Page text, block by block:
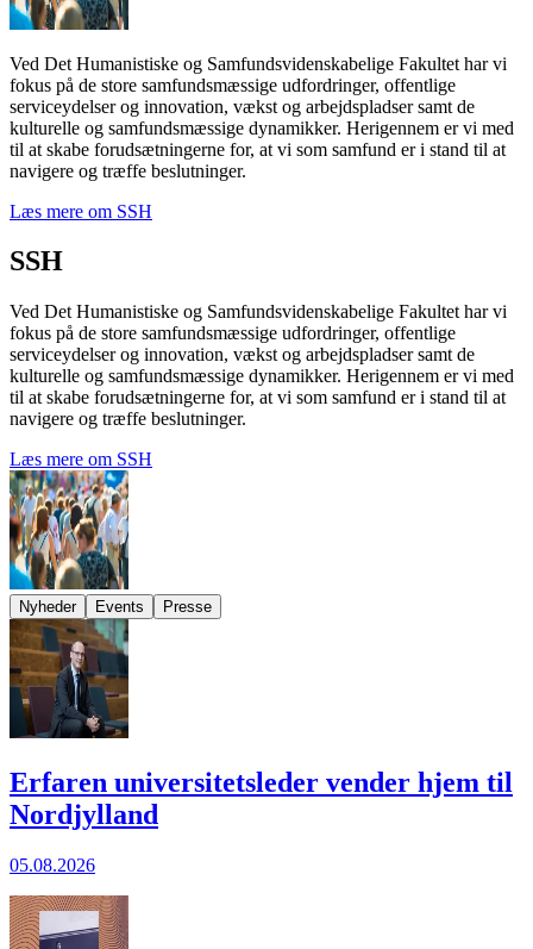
Ved Det Humanistiske og Samfundsvidenskabelige Fakultet har vi
fokus på de store samfundsmæssige udfordringer, offentlige
serviceydelser og innovation, vækst og arbejdspladser samt de
kulturelle og samfundsmæssige dynamikker. Herigennem er vi med
til at skabe forudsætningerne for, at vi som samfund er i stand til at
navigere og træffe beslutninger.
Læs mere om SSH
SSH
Ved Det Humanistiske og Samfundsvidenskabelige Fakultet har vi
fokus på de store samfundsmæssige udfordringer, offentlige
serviceydelser og innovation, vækst og arbejdspladser samt de
kulturelle og samfundsmæssige dynamikker. Herigennem er vi med
til at skabe forudsætningerne for, at vi som samfund er i stand til at
navigere og træffe beslutninger.
Læs mere om SSH
Nyheder Events Presse
Erfaren universitetsleder vender hjem til
Nordjylland
05.08.2026